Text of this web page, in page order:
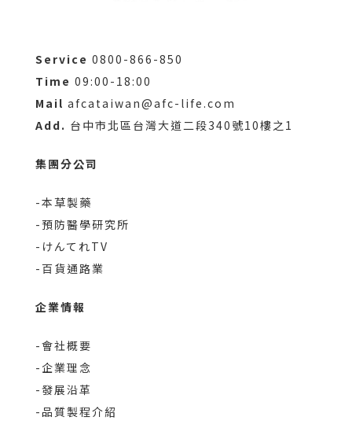
有助於維持胺基酸正常代謝。有助於紅
血球中紫質的形成。幫助色胺酸轉變成
促進膠原蛋白的形成，有助於傷口癒
促進鐵的吸收。具抗氧化作用。
Service 0800-866-850
Time 09:00-18:00
Mail afcataiwan@afc-life.com
Add. 台中市北區台灣大道二段340號10樓之1
集團分公司
-本草製藥
-預防醫學研究所
-けんてれTV
-百貨通路業
企業情報
-會社概要
-企業理念
-發展沿革
-品質製程介紹